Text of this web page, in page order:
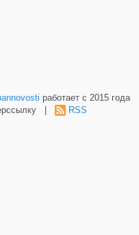
работает с 2015 года
| RSS